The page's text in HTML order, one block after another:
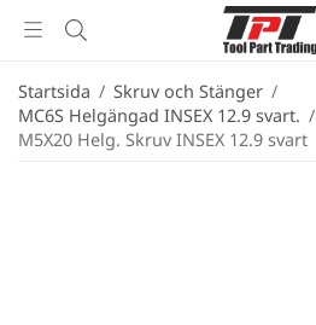
Startsida / Skruv och Stänger /
MC6S Helgängad INSEX 12.9 svart. /
M5X20 Helg. Skruv INSEX 12.9 svart